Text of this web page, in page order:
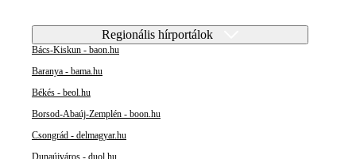
Regionális hírportálok
Bács-Kiskun - baon.hu
Baranya - bama.hu
Békés - beol.hu
Borsod-Abaúj-Zemplén - boon.hu
Csongrád - delmagyar.hu
Dunaújváros - duol.hu